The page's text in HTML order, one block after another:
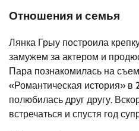
Отношения и семья
Лянка Грыу построила
замужем за актером и
Пара познакомилась на
«Романтическая история» в
полюбилась друг другу.
встречаться и спустя год